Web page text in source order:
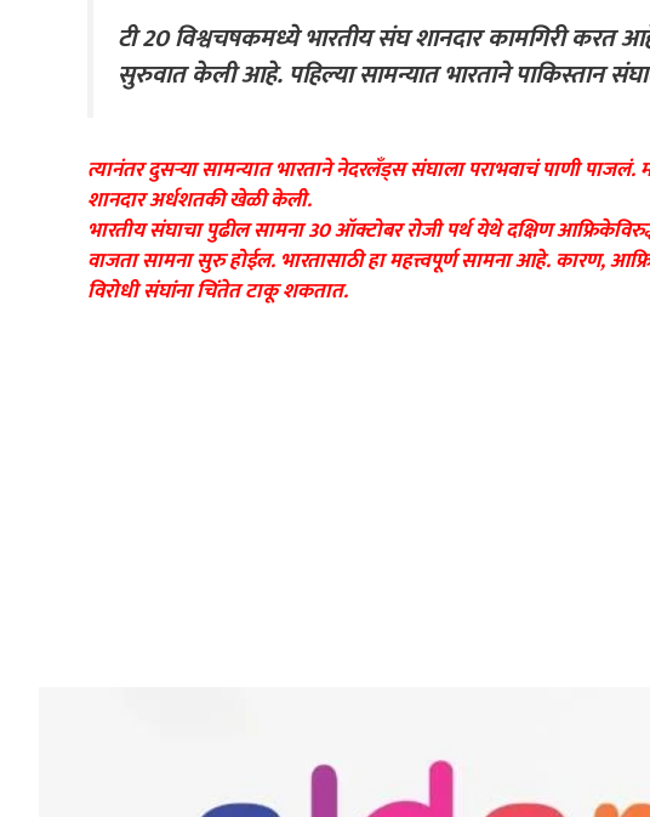
टी 20 विश्वचषकमध्ये भारतीय संघ शानदार कामगिरी करत
सुरुवात केली आहे. पहिल्या सामन्यात भारताने पाकिस्तान
त्यानंतर दुसऱ्या सामन्यात भारताने नेदरलँड्स संघाला पराभवाचं पाणी पाजलं.
शानदार अर्धशतकी खेळी केली.
भारतीय संघाचा पुढील सामना 30 ऑक्टोबर रोजी पर्थ येथे दक्षिण
वाजता सामना सुरु होईल. भारतासाठी हा महत्त्वपूर्ण सामना आहे. कारण,
विरोधी संघांना चिंतेत टाकू शकतात.